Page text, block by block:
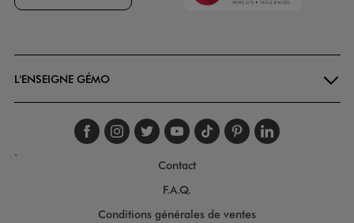
L'ENSEIGNE GÉMO
Suivez-nous sur
Suivez-nous sur
Suivez-nous sur
Suivez-nous
Suivez-nous
Suivez-
.
Contact
F.A.Q.
Conditions générales de ventes